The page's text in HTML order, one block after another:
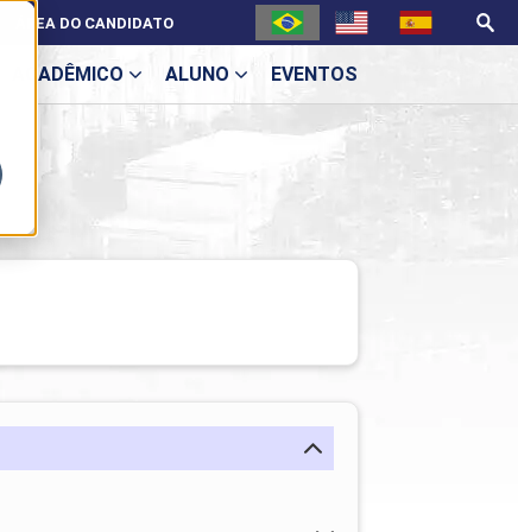
ACADÊMICO ALUNO EVENTOS
ÁREA DO CANDIDATO